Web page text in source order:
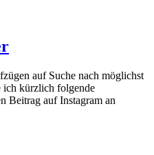
auf Suche nach möglichst
ich kürzlich folgende
Beitrag auf Instagram an